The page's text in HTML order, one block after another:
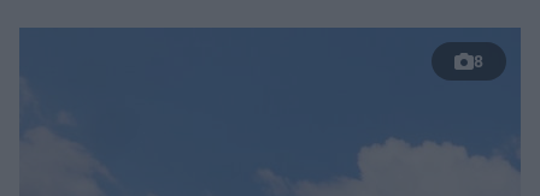
8